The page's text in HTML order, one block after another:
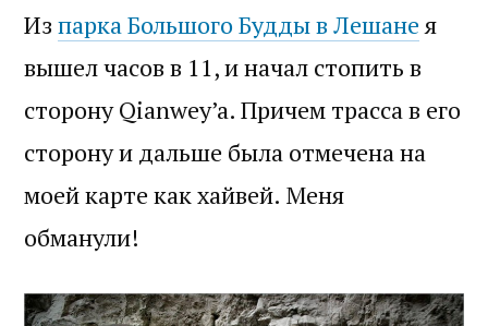
Из парка Большого Будды в Лешане я
вышел часов в 11, и начал стопить в
сторону Qianwey’a. Причем трасса в его
сторону и дальше была отмечена на
моей карте как хайвей. Меня
обманули!